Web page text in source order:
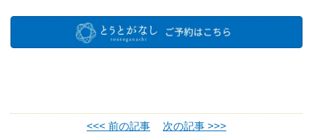
<<< 前の記事 次の記事 >>>